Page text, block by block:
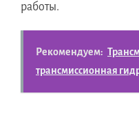
работы.
Рекомендуем:
трансмиссионная